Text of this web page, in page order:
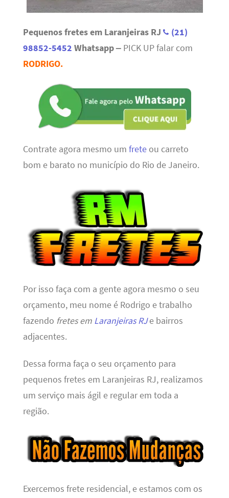
Pequenos fretes em Laranjeiras RJ
(21)
98852-5452 Whatsapp – PICK UP falar com
RODRIGO.
Contrate agora mesmo um freteou carreto
bom e barato no município do Rio de Janeiro.
Por isso faça com a gente agora mesmo o seu
orçamento, meu nome é Rodrigo e trabalho
fazendo fretes em Laranjeiras RJe bairros
adjacentes.
Dessa forma faça o seu orçamento para
pequenos fretes em Laranjeiras RJ, realizamos
um serviço mais ágil e regular em toda a
região.
Exercemos frete residencial, e estamos com os